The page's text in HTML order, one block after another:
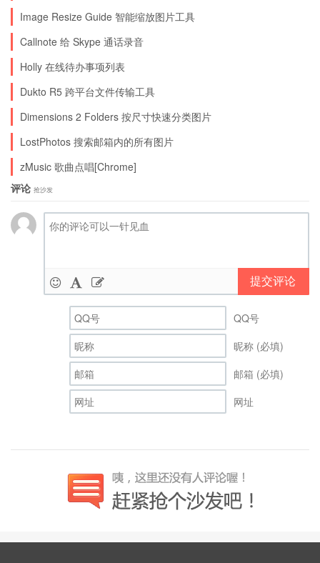
Image Resize Guide 智能缩放图片工具
Callnote 给 Skype 通话录音
Holly 在线待办事项列表
Dukto R5 跨平台文件传输工具
Dimensions 2 Folders 按尺寸快速分类图片
LostPhotos 搜索邮箱内的所有图片
zMusic 歌曲点唱[Chrome]
评论 抢沙发
提交评论
QQ号
昵称 (必填)
邮箱 (必填)
网址